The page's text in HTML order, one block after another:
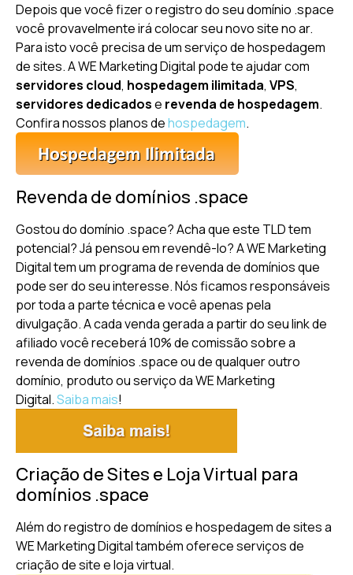
Depois que você fizer o registro do seu domínio .space
você provavelmente irá colocar seu novo site no ar.
Para isto você precisa de um serviço de hospedagem
de sites. A WE Marketing Digital pode te ajudar com
servidores cloud, hospedagem ilimitada, VPS,
servidores dedicadose revenda de hospedagem.
Confira nossos planos dehospedagem.
Revenda de domínios .space
Gostou do domínio .space? Acha que este TLD tem
potencial? Já pensou em revendê-lo? A WE Marketing
Digital tem um programa de revenda de domínios que
pode ser do seu interesse. Nós ficamos responsáveis
por toda a parte técnica e você apenas pela
divulgação. A cada venda gerada a partir do seu link de
afiliado você receberá 10% de comissão sobre a
revenda de domínios .space ou de qualquer outro
domínio, produto ou serviço da WE Marketing
Digital.Saiba mais!
Criação de Sites e Loja Virtual para
domínios .space
Além do registro de domínios e hospedagem de sites a
WE Marketing Digital também oferece serviços de
criação de site e loja virtual.